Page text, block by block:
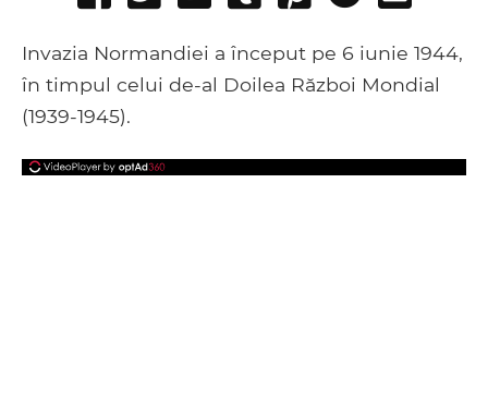
Facebook Google+Tumblr
Pocket
Invazia Normandiei a început pe 6 iunie 1944,
în timpul celui de-al Doilea Război Mondial
(1939-1945).